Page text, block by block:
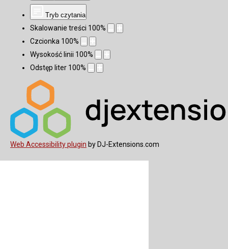
Tryb czytania
Skalowanie treści 100%
Czcionka 100%
Wysokość linii 100%
Odstęp liter 100%
Web Accessibility plugin by DJ-Extensions.com